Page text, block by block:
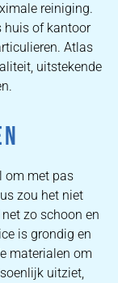
reiniging.
huis of kantoor
Atlas
uitstekende
om met pas
zou het niet
zo schoon en
is grondig en
materialen om
uitziet,